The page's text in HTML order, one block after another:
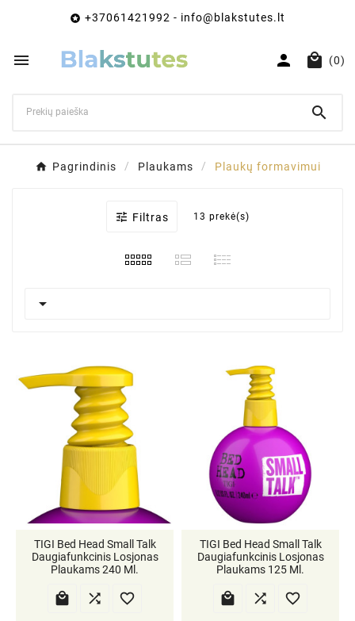
 +37061421992 - info@blakstutes.lt
   (0)

Pagrindinis Plaukams Plaukų formavimui
 Filtras 13 prekė(s)

TIGI Bed Head Small Talk
Daugiafunkcinis Losjonas
Plaukams 240 Ml.
  
TIGI Bed Head Small Talk
Daugiafunkcinis Losjonas
Plaukams 125 Ml.
  